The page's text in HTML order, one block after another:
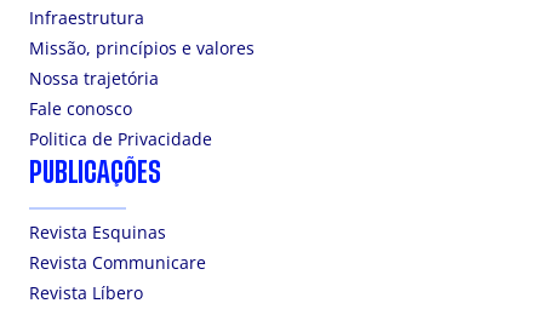
Infraestrutura
Missão, princípios e valores
Nossa trajetória
Fale conosco
Politica de Privacidade
PUBLICAÇÕES
Revista Esquinas
Revista Communicare
Revista Líbero